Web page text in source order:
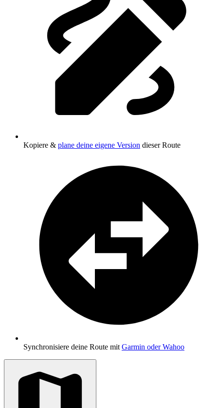
Kopiere & plane deine eigene Version dieser Route
Synchronisiere deine Route mit Garmin oder Wahoo